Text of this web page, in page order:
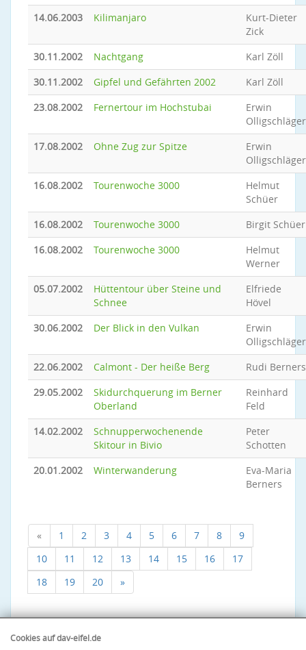
14.06.2003
Kilimanjaro
Kurt-Dieter
Zick
30.11.2002
Nachtgang
Karl Zöll
30.11.2002
Gipfel und Gefährten 2002
Karl Zöll
23.08.2002
Fernertour im Hochstubai
Erwin
Olligschläger
17.08.2002
Ohne Zug zur Spitze
Erwin
Olligschläger
16.08.2002
Tourenwoche 3000
Helmut
Schüer
16.08.2002
Tourenwoche 3000
Birgit Schüer
16.08.2002
Tourenwoche 3000
Helmut
Werner
05.07.2002
Hüttentour über Steine und
Schnee
Elfriede
Hövel
30.06.2002
Der Blick in den Vulkan
Erwin
Olligschläger
22.06.2002
Calmont - Der heiße Berg
Rudi Berners
29.05.2002
Skidurchquerung im Berner
Oberland
Reinhard
Feld
14.02.2002
Schnupperwochenende
Skitour in Bivio
Peter
Schotten
20.01.2002
Winterwanderung
Eva-Maria
Berners
« 1 2 3 4 5 6 7 8
9
10
11 12 13 14 15 16
17
18
19 20 »
Cookies auf dav-eifel.de